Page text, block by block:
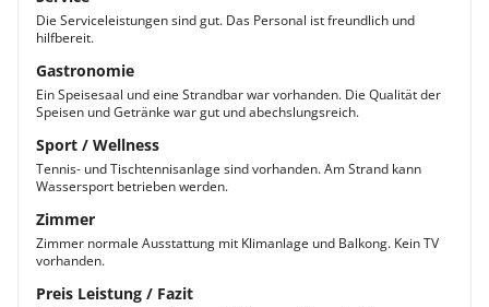
Die Serviceleistungen sind gut. Das Personal ist freundlich und
hilfbereit.
Gastronomie
Ein Speisesaal und eine Strandbar war vorhanden. Die Qualität der
Speisen und Getränke war gut und abechslungsreich.
Sport / Wellness
Tennis- und Tischtennisanlage sind vorhanden. Am Strand kann
Wassersport betrieben werden.
Zimmer
Zimmer normale Ausstattung mit Klimanlage und Balkong. Kein TV
vorhanden.
Preis Leistung / Fazit